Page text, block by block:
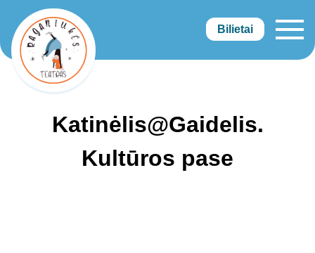
Raganiukės teatras
Bilietai
Katinėlis@Gaidelis.
Kultūros pase